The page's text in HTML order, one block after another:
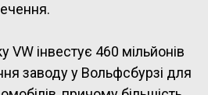
VW інвестує 460 мільйонів
заводу у Вольфсбурзі для